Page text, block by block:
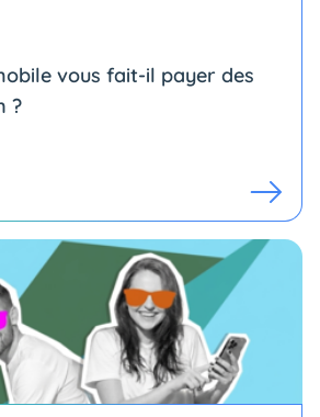
vous fait-il payer des
?